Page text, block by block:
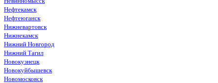
Нефтекамск
Нефтеюганск
Нижневартовск
Нижнекамск
Нижний Новгород
Нижний Тагил
Новокузнецк
Новокуйбышевск
Новомосковск